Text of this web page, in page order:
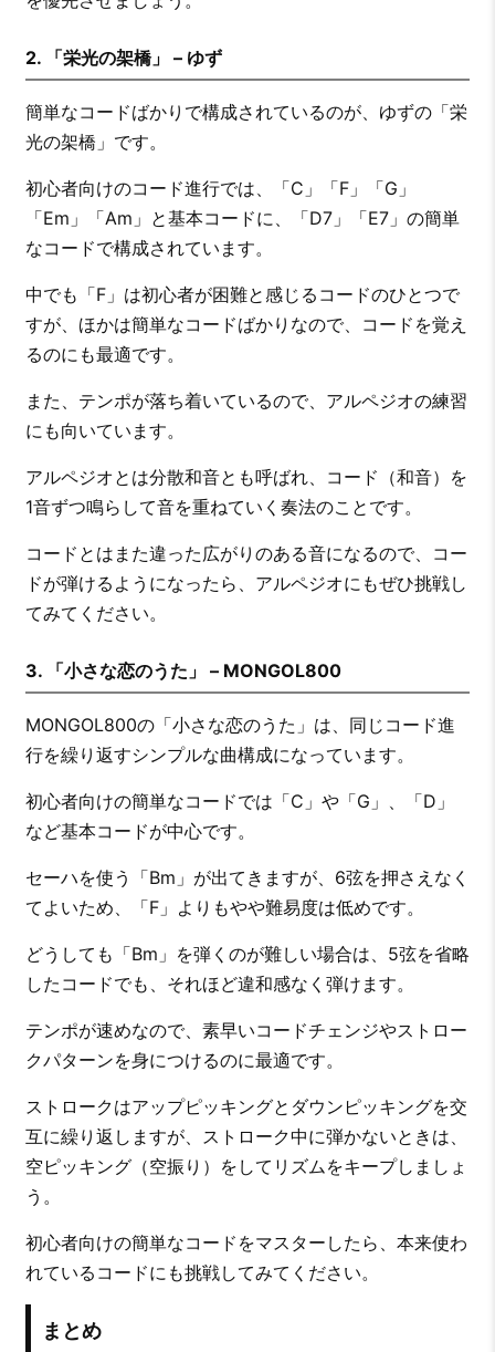
2. 「栄光の架橋」 – ゆず
簡単なコードばかりで構成されているのが、ゆずの「栄
光の架橋」です。
初心者向けのコード進行では、「C」「F」「G」
「Em」「Am」と基本コードに、「D7」「E7」の簡単
なコードで構成されています。
中でも「F」は初心者が困難と感じるコードのひとつで
すが、ほかは簡単なコードばかりなので、コードを覚え
るのにも最適です。
また、テンポが落ち着いているので、アルペジオの練習
にも向いています。
アルペジオとは分散和音とも呼ばれ、コード（和音）を
1音ずつ鳴らして音を重ねていく奏法のことです。
コードとはまた違った広がりのある音になるので、コー
ドが弾けるようになったら、アルペジオにもぜひ挑戦し
てみてください。
3. 「小さな恋のうた」 – MONGOL800
MONGOL800の「小さな恋のうた」は、同じコード進
行を繰り返すシンプルな曲構成になっています。
初心者向けの簡単なコードでは「C」や「G」、「D」
など基本コードが中心です。
セーハを使う「Bm」が出てきますが、6弦を押さえなく
てよいため、「F」よりもやや難易度は低めです。
どうしても「Bm」を弾くのが難しい場合は、5弦を省略
したコードでも、それほど違和感なく弾けます。
テンポが速めなので、素早いコードチェンジやストロー
クパターンを身につけるのに最適です。
ストロークはアップピッキングとダウンピッキングを交
互に繰り返しますが、ストローク中に弾かないときは、
空ピッキング（空振り）をしてリズムをキープしましょ
う。
初心者向けの簡単なコードをマスターしたら、本来使わ
れているコードにも挑戦してみてください。
まとめ